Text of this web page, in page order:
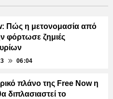
Πώς η μετονομασία από
φόρτωσε ζημιές
06:04
πλάνο της Free Now η
διπλασιαστεί το